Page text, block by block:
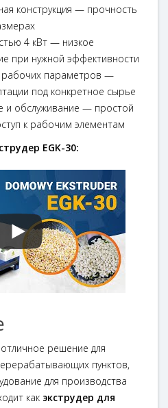
конструкция — прочность
4 кВт — низкое
при нужной эффективности
рабочих параметров —
под конкретное сырье
и обслуживание — простой
к рабочим элементам
EGK-30:
решение для
пунктов,
для производства
как экструдер для